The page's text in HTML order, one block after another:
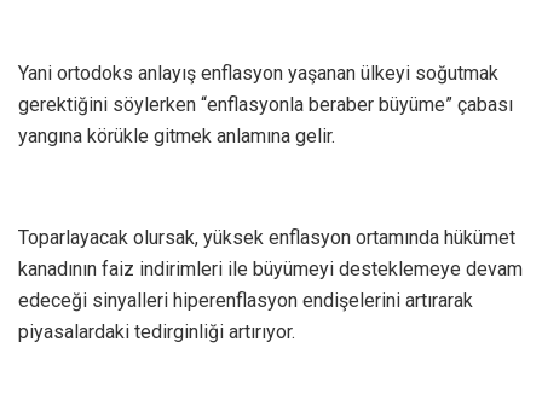
Yani ortodoks anlayış enflasyon yaşanan ülkeyi soğutmak
gerektiğini söylerken “enflasyonla beraber büyüme” çabası
yangına körükle gitmek anlamına gelir.
Toparlayacak olursak, yüksek enflasyon ortamında hükümet
kanadının faiz indirimleri ile büyümeyi desteklemeye devam
edeceği sinyalleri hiperenflasyon endişelerini artırarak
piyasalardaki tedirginliği artırıyor.